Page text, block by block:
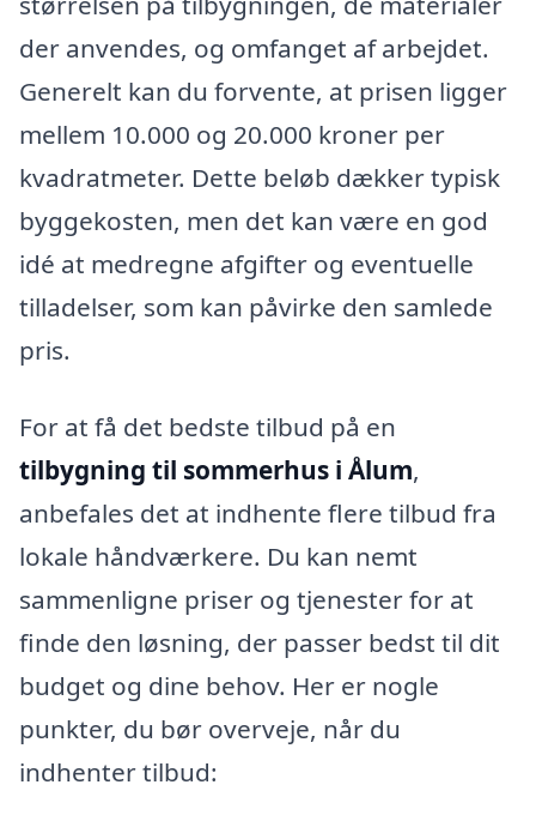
der anvendes, og omfanget af arbejdet.
Generelt kan du forvente, at prisen ligger
mellem 10.000 og 20.000 kroner per
kvadratmeter. Dette beløb dækker typisk
byggekosten, men det kan være en god
idé at medregne afgifter og eventuelle
tilladelser, som kan påvirke den samlede
pris.
For at få det bedste tilbud på en
tilbygning til sommerhus i Ålum,
anbefales det at indhente flere tilbud fra
lokale håndværkere. Du kan nemt
sammenligne priser og tjenester for at
finde den løsning, der passer bedst til dit
budget og dine behov. Her er nogle
punkter, du bør overveje, når du
indhenter tilbud: